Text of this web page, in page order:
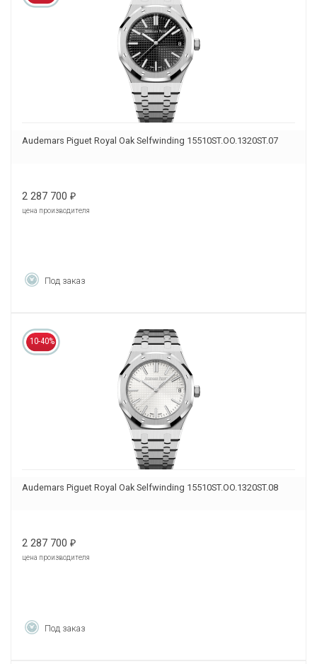
Audemars Piguet Royal Oak Selfwinding 15510ST.OO.1320ST.07
2 287 700 ₽
цена производителя
Под заказ
10-40%
Audemars Piguet Royal Oak Selfwinding 15510ST.OO.1320ST.08
2 287 700 ₽
цена производителя
Под заказ